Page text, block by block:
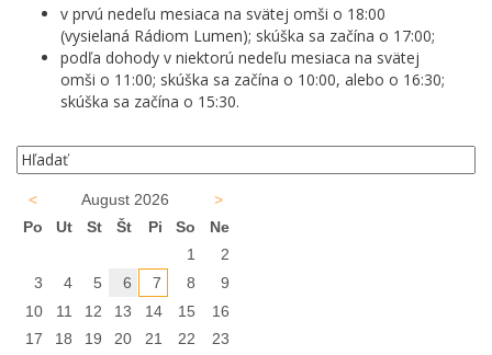
v prvú nedeľu mesiaca na svätej omši o 18:00
(vysielaná Rádiom Lumen); skúška sa začína o 17:00;
podľa dohody v niektorú nedeľu mesiaca na svätej
omši o 11:00; skúška sa začína o 10:00, alebo o 16:30;
skúška sa začína o 15:30.
< August 2026
>
Po
Ut St Št Pi So
Ne
1
2
3
4 5 6 7 8
9
10
11 12 13 14 15
16
17
18 19 20 21 22
23